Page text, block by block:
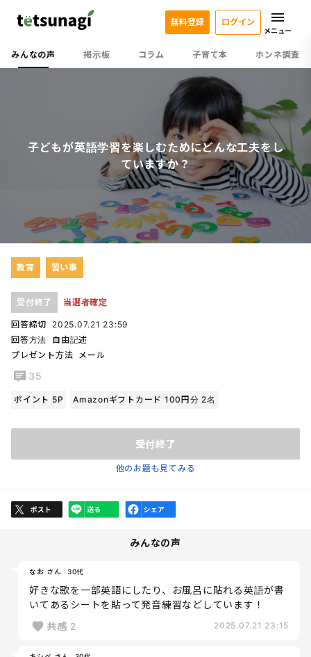
みんなの声 掲示板 コラム 子育て本 ホンネ調査
無料登録 ログイン
メニュー
子どもが英語学習を楽しむためにどんな工夫をし
ていますか？
教育 習い事
受付終了 当選者確定
回答締切
2025.07.21 23:59
回答方法
自由記述
プレゼント方法
メール
35
ポイント 5P Amazonギフトカード 100円分 2名
受付終了
他のお題も見てみる
みんなの声
なお さん 30代
好きな歌を一部英語にしたり、お風呂に貼れる英語が書
いてあるシートを貼って発音練習などしています！
共感 2 2025.07.21 23:15